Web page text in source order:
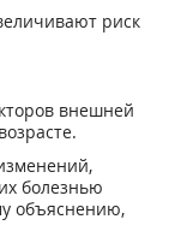
риск
внешней
болезнью
объяснению,